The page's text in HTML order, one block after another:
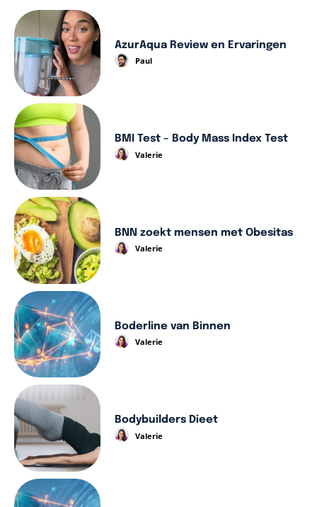
AzurAqua Review en Ervaringen
Paul
BMI Test – Body Mass Index Test
Valerie
BNN zoekt mensen met Obesitas
Valerie
Boderline van Binnen
Valerie
Bodybuilders Dieet
Valerie